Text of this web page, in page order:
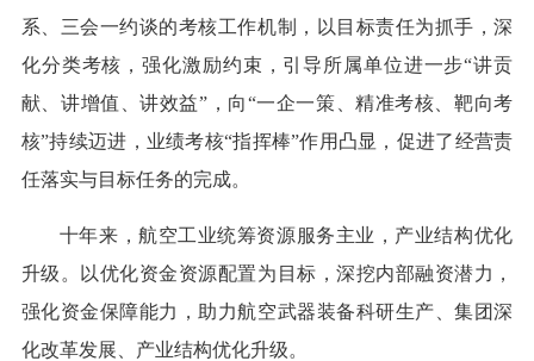
系、三会一约谈的考核工作机制，以目标责任为抓手，深
化分类考核，强化激励约束，引导所属单位进一步“讲贡
献、讲增值、讲效益”，向“一企一策、精准考核、靶向考
核”持续迈进，业绩考核“指挥棒”作用凸显，促进了经营责
任落实与目标任务的完成。
十年来，航空工业统筹资源服务主业，产业结构优化
升级。以优化资金资源配置为目标，深挖内部融资潜力，
强化资金保障能力，助力航空武器装备科研生产、集团深
化改革发展、产业结构优化升级。